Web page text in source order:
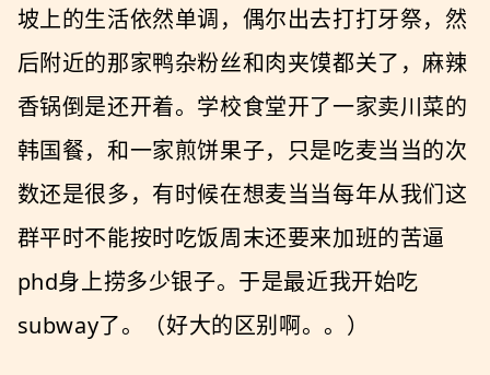
坡上的生活依然单调，偶尔出去打打牙祭，然
后附近的那家鸭杂粉丝和肉夹馍都关了，麻辣
香锅倒是还开着。学校食堂开了一家卖川菜的
韩国餐，和一家煎饼果子，只是吃麦当当的次
数还是很多，有时候在想麦当当每年从我们这
群平时不能按时吃饭周末还要来加班的苦逼
phd身上捞多少银子。于是最近我开始吃
subway了。（好大的区别啊。。）